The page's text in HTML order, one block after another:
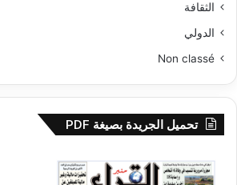
الثقافة
الدولي
Non classé
تحميل الجريدة بصيغة PDF